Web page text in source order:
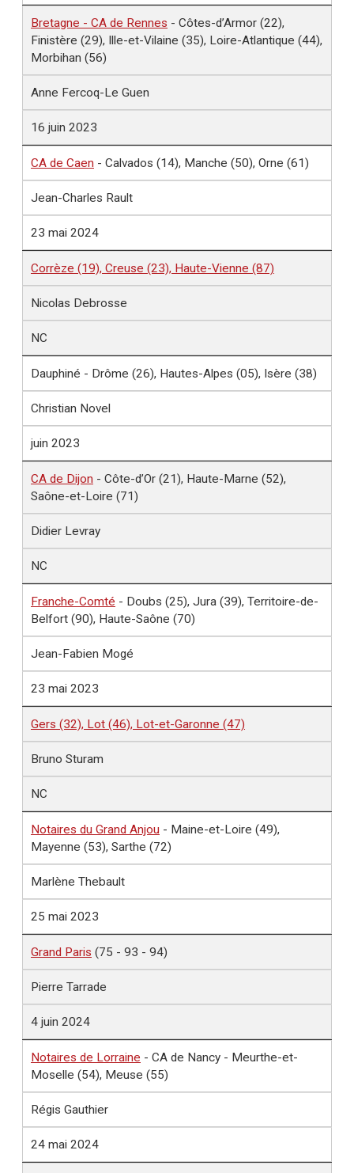
Bretagne - CA de Rennes - Côtes-d’Armor (22),
Finistère (29), Ille-et-Vilaine (35), Loire-Atlantique (44),
Morbihan (56)
Anne Fercoq-Le Guen
16 juin 2023
CA de Caen - Calvados (14), Manche (50), Orne (61)
Jean-Charles Rault
23 mai 2024
Corrèze (19), Creuse (23), Haute-Vienne (87)
Nicolas Debrosse
NC
Dauphiné - Drôme (26), Hautes-Alpes (05), Isère (38)
Christian Novel
juin 2023
CA de Dijon - Côte-d’Or (21), Haute-Marne (52),
Saône-et-Loire (71)
Didier Levray
NC
Franche-Comté - Doubs (25), Jura (39), Territoire-de-
Belfort (90), Haute-Saône (70)
Jean-Fabien Mogé
23 mai 2023
Gers (32), Lot (46), Lot-et-Garonne (47)
Bruno Sturam
NC
Notaires du Grand Anjou - Maine-et-Loire (49),
Mayenne (53), Sarthe (72)
Marlène Thebault
25 mai 2023
Grand Paris (75 - 93 - 94)
Pierre Tarrade
4 juin 2024
Notaires de Lorraine - CA de Nancy - Meurthe-et-
Moselle (54), Meuse (55)
Régis Gauthier
24 mai 2024